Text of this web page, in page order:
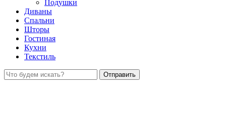
Подушки
Диваны
Спальни
Шторы
Гостиная
Кухни
Текстиль